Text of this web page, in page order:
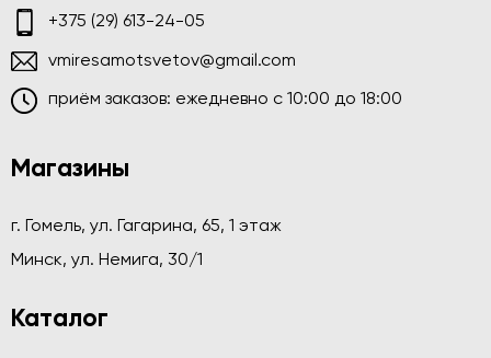
+375 (29) 613-24-05
vmiresamotsvetov@gmail.com
приём заказов: ежедневно c 10:00 до 18:00
Магазины
г. Гомель, ул. Гагарина, 65, 1 этаж
Минск, ул. Немига, 30/1
Каталог